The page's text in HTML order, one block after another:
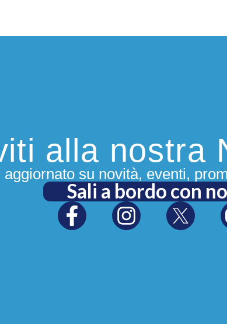
alla nostra
aggiornato su novità, eventi,
Sali a bordo con